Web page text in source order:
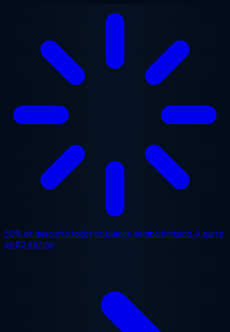
Saltar para o conteúdo principal
50% de desconto todos os planos, tempo limitado. A partir
de$2.48/mo